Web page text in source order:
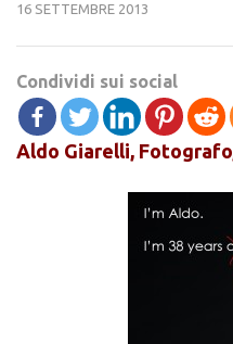
16 SETTEMBRE 2013
Condividi sui social
Aldo Giarelli,